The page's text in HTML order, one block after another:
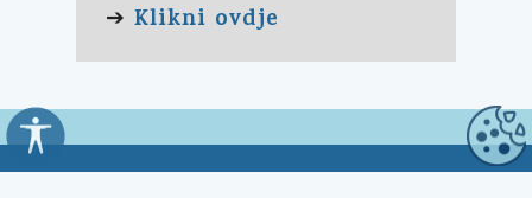
➔ Klikni ovdje